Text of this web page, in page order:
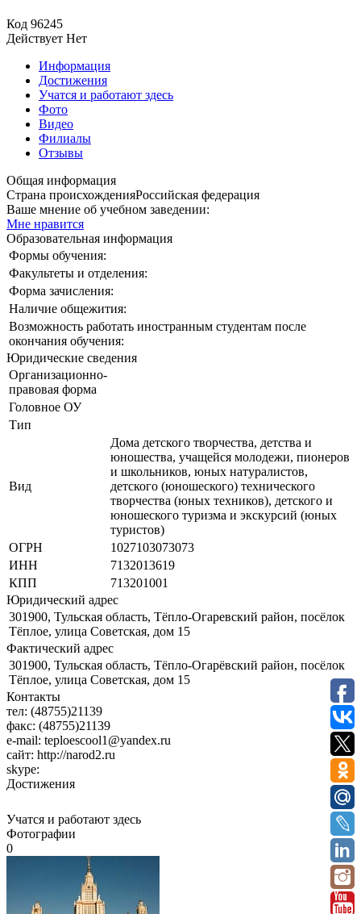
Код 96245
Действует Нет
Информация
Достижения
Учатся и работают здесь
Фото
Видео
Филиалы
Отзывы
Общая информация
Страна происхожденияРоссийская федерация
Ваше мнение об учебном заведении:
Мне нравится
Образовательная информация
Формы обучения:
Факультеты и отделения:
Форма зачисления:
Наличие общежития:
Возможность работать иностранным студентам после
окончания обучения:
Юридические сведения
Организационно-
правовая форма
Головное ОУ
Тип
Вид
Дома детского творчества, детства и
юношества, учащейся молодежи, пионеров
и школьников, юных натуралистов,
детского (юношеского) технического
творчества (юных техников), детского и
юношеского туризма и экскурсий (юных
туристов)
ОГРН
1027103073073
ИНН
7132013619
КПП
713201001
Юридический адрес
301900, Тульская область, Тёпло-Огаревский район, посёлок
Тёплое, улица Советская, дом 15
Фактический адрес
301900, Тульская область, Тёпло-Огарёвский район, посёлок
Тёплое, улица Советская, дом 15
Контакты
тел: (48755)21139
факс: (48755)21139
e-mail: teploescool1@yandex.ru
сайт: http://narod2.ru
skype:
Достижения
Учатся и работают здесь
Фотографии
0